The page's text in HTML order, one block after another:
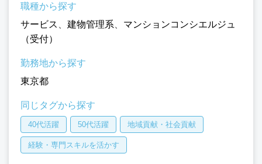
職種から探す
サービス
建物管理系
マンションコンシエルジュ
（受付）
勤務地から探す
東京都
同じタグから探す
40代活躍 50代活躍 地域貢献・社会貢献
経験・専門スキルを活かす